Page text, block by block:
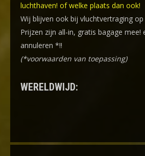
luchthaven! of welke plaats dan ook!
Wij blijven ook bij vluchtvertraging
Prijzen zijn all-in, gratis bagage mee!
annuleren *!!
(*voorwaarden van toepassing)
WERELDWIJD: